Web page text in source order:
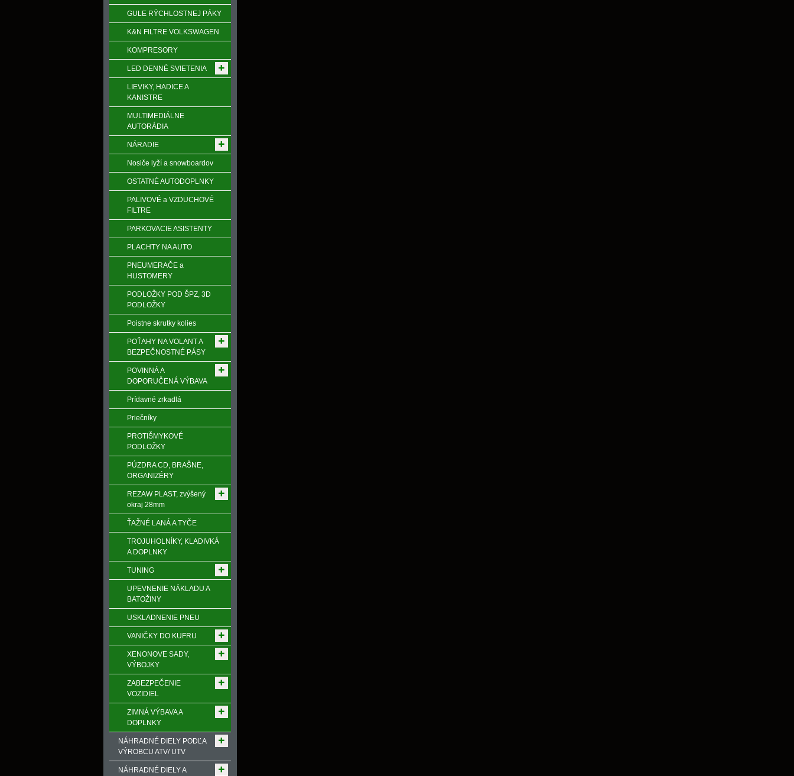
GULE RÝCHLOSTNEJ PÁKY
K&N FILTRE VOLKSWAGEN
KOMPRESORY
LED DENNÉ SVIETENIA
LIEVIKY, HADICE A
KANISTRE
MULTIMEDIÁLNE
AUTORÁDIA
NÁRADIE
Nosiče lyží a snowboardov
OSTATNÉ AUTODOPLNKY
PALIVOVÉ a VZDUCHOVÉ
FILTRE
PARKOVACIE ASISTENTY
PLACHTY NA AUTO
PNEUMERAČE a
HUSTOMERY
PODLOŽKY POD ŠPZ, 3D
PODLOŽKY
Poistne skrutky kolies
POŤAHY NA VOLANT A
BEZPEČNOSTNÉ PÁSY
POVINNÁ A
DOPORUČENÁ VÝBAVA
Prídavné zrkadlá
Priečníky
PROTIŠMYKOVÉ
PODLOŽKY
PÚZDRA CD, BRAŠNE,
ORGANIZÉRY
REZAW PLAST, zvýšený
okraj 28mm
ŤAŽNÉ LANÁ A TYČE
TROJUHOLNÍKY, KLADIVKÁ
A DOPLNKY
TUNING
UPEVNENIE NÁKLADU A
BATOŽINY
USKLADNENIE PNEU
VANIČKY DO KUFRU
XENONOVE SADY,
VÝBOJKY
ZABEZPEČENIE
VOZIDIEL
ZIMNÁ VÝBAVA A
DOPLNKY
NÁHRADNÉ DIELY PODĽA
VÝROBCU ATV/ UTV
NÁHRADNÉ DIELY A